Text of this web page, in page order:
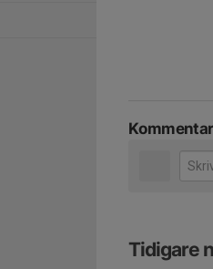
Tidigare